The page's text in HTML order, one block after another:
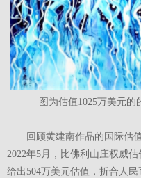
图为估值1025万美元的
回顾黄建南作品的国际估
2022年5月，比佛利山庄权威
给出504万美元估值，折合人